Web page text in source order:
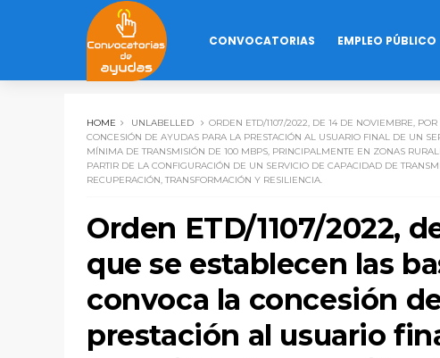
CONVOCATORIAS EMPLEO PÚBLICO
HOME UNLABELLED
ORDEN ETD/1107/2022, DE 14 DE NOVIEMBRE,
CONCESIÓN DE AYUDAS PARA LA PRESTACIÓN AL USUARIO FINAL DE UN
MÍNIMA DE TRANSMISIÓN DE 100 MBPS, PRINCIPALMENTE EN ZONAS
PARTIR DE LA CONFIGURACIÓN DE UN SERVICIO DE CAPACIDAD DE
RECUPERACIÓN, TRANSFORMACIÓN Y RESILIENCIA.
Orden ETD/1107/2022,
que se establecen las
convoca la concesión
prestación al usuario